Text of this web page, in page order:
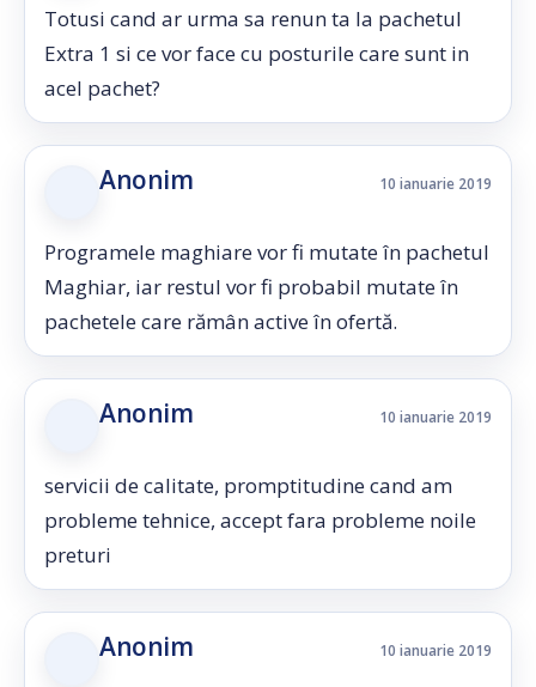
Totusi cand ar urma sa renun ta la pachetul
Extra 1 si ce vor face cu posturile care sunt in
acel pachet?
Anonim 10 ianuarie 2019
Programele maghiare vor fi mutate în pachetul
Maghiar, iar restul vor fi probabil mutate în
pachetele care rămân active în ofertă.
Anonim 10 ianuarie 2019
servicii de calitate, promptitudine cand am
probleme tehnice, accept fara probleme noile
preturi
Anonim 10 ianuarie 2019